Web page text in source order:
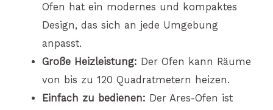
Ofen hat ein modernes und kompaktes
Design, das sich an jede Umgebung
anpasst.
Große Heizleistung: Der Ofen kann Räume
von bis zu 120 Quadratmetern heizen.
Einfach zu bedienen: Der Ares-Ofen ist